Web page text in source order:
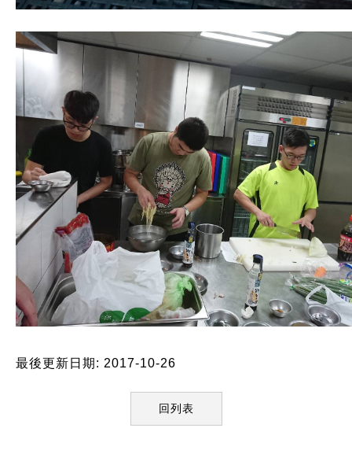
最後更新日期: 2017-10-26
回列表